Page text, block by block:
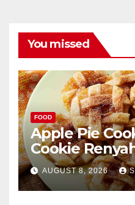
You missed
FOOD
Apple Pie
Cookie
AUGUST 8, 2026